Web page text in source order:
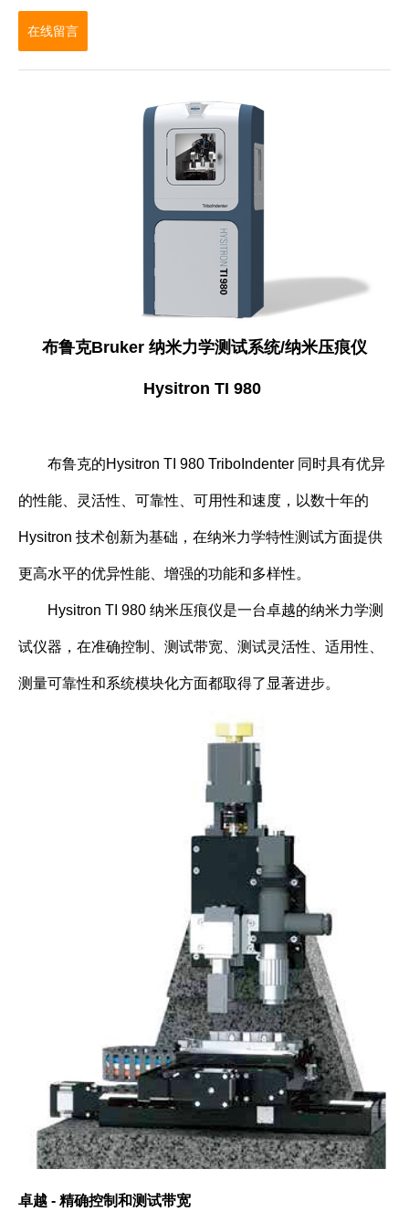
在线留言
布鲁克Bruker 纳米力学测试系统/纳米压痕仪
Hysitron TI 980
布鲁克的Hysitron TI 980 TriboIndenter 同时具有优异
的性能、灵活性、可靠性、可用性和速度，以数十年的
Hysitron 技术创新为基础，在纳米力学特性测试方面提供
更高水平的优异性能、增强的功能和多样性。
Hysitron TI 980 纳米压痕仪是一台卓越的纳米力学测
试仪器，在准确控制、测试带宽、测试灵活性、适用性、
测量可靠性和系统模块化方面都取得了显著进步。
卓越 - 精确控制和测试带宽